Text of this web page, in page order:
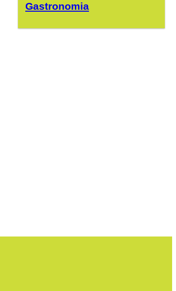
Gastronomia